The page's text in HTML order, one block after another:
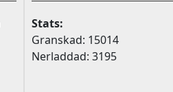
Stats:
Granskad: 15014
Nerladdad: 3195